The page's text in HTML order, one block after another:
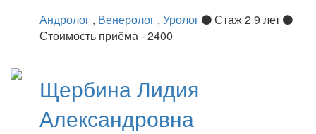
Андролог , Венеролог , Уролог
Стаж 2 9 лет
Стоимость приёма - 2400
ЩербинаЛидия
Александровна